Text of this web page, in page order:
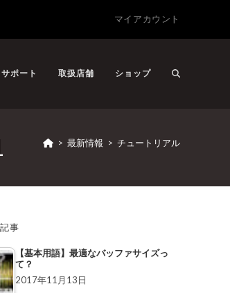
マイアカウント
サポート 取扱店舗 ショップ
> 最新情報 > チュートリアル
事
【基本用語】最適なバッファサイズっ
て？
2017年11月13日